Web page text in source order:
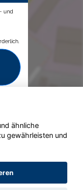
und
- 2026
ähnliche
gewährleisten und